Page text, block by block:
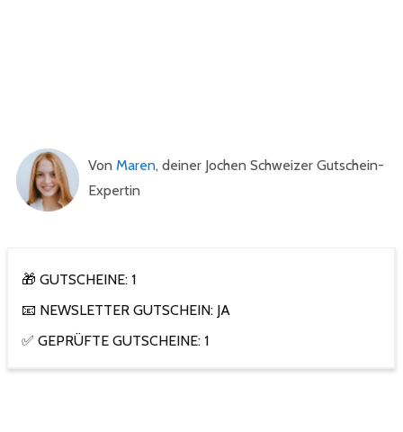
Von Maren, deiner Jochen Schweizer Gutschein-
Expertin
🎁 GUTSCHEINE: 1
📧 NEWSLETTER GUTSCHEIN: JA
✅ GEPRÜFTE GUTSCHEINE: 1